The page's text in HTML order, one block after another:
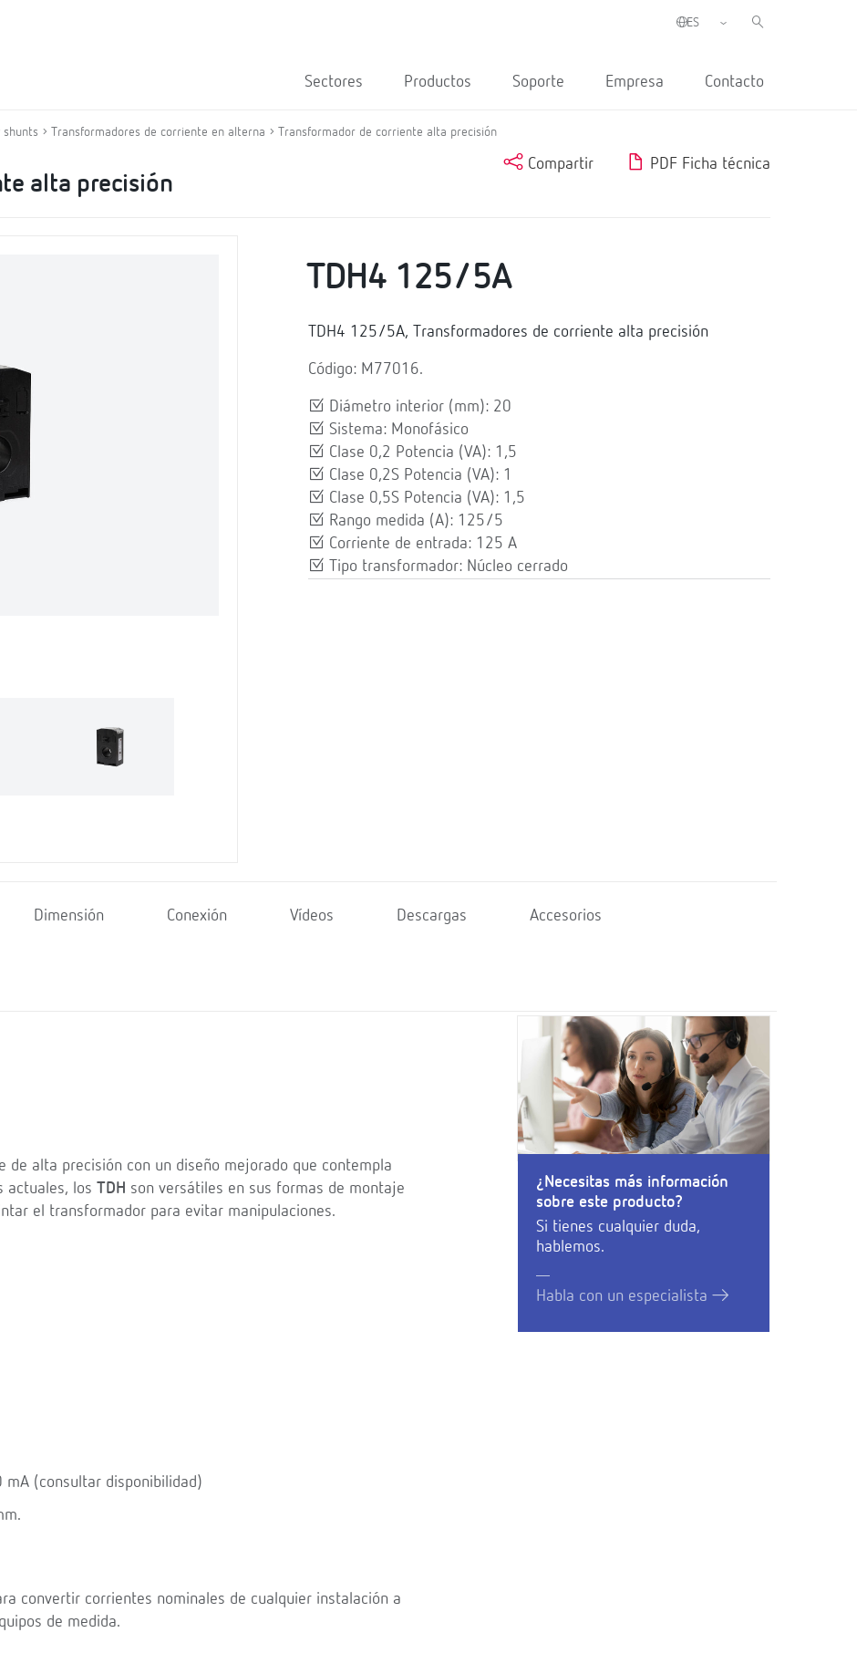
Sectores Productos Soporte Empresa Contacto
shunts Transformadores de corriente en alterna Transformador de corriente alta precisión
alta precisión
Compartir PDF Ficha técnica
TDH4 125/5A
TDH4 125/5A, Transformadores de corriente alta precisión
Código: M77016.
Diámetro interior (mm): 20
Sistema: Monofásico
Clase 0,2 Potencia (VA): 1,5
Clase 0,2S Potencia (VA): 1
Clase 0,5S Potencia (VA): 1,5
Rango medida (A): 125/5
Corriente de entrada: 125 A
Tipo transformador: Núcleo cerrado
Dimensión Conexión Vídeos Descargas Accesorios
de alta precisión con un diseño mejorado que contempla
actuales, los TDH son versátiles en sus formas de montaje
el transformador para evitar manipulaciones.
(consultar disponibilidad)
convertir corrientes nominales de cualquier instalación a
de medida.
¿Necesitas más información
sobre este producto?
Si tienes cualquier duda,
hablemos.
Habla con un especialista